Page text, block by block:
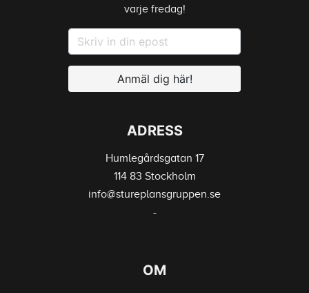
varje fredag!
Anmäl dig här!
ADRESS
Humlegårdsgatan 17
114 83 Stockholm
info@stureplansgruppen.se
-
OM